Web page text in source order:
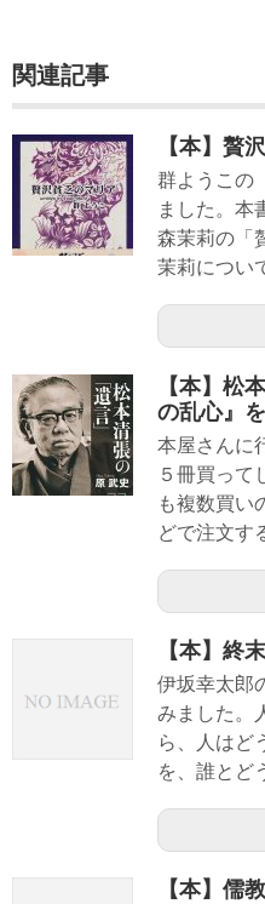
関連記事
【本】贅
群ようこの
ました。本
森茉莉の「
茉莉につい
【本】松
の乱心』
本屋さんに
５冊買って
も複数買い
どで注文す
【本】終
伊坂幸太郎
みました。
ら、人はど
を、誰とど
【本】儒